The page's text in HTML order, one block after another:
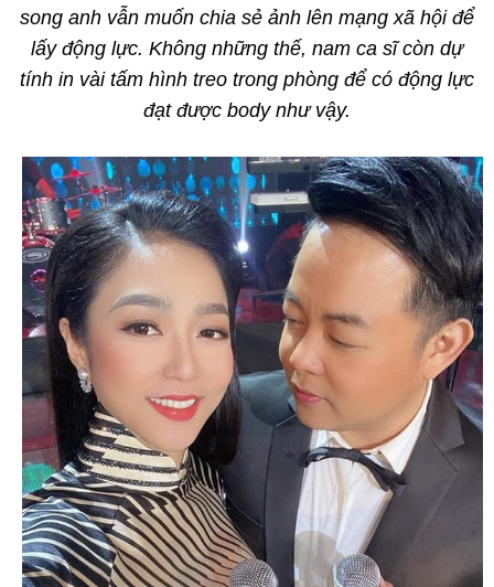
song anh vẫn muốn chia sẻ ảnh lên mạng xã hội để
lấy động lực. Không những thế, nam ca sĩ còn dự
tính in vài tấm hình treo trong phòng để có động lực
đạt được body như vậy.